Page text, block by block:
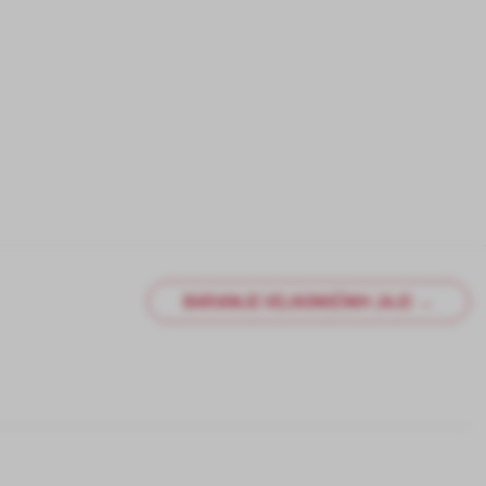
BARVANJE VELIKONOČNIH JAJC →